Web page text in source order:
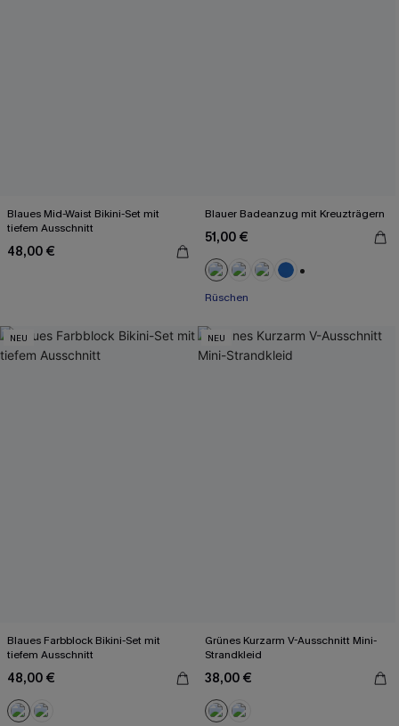
Blaues Mid-Waist Bikini-Set mit
tiefem Ausschnitt
48,00 €
Blauer Badeanzug mit Kreuzträgern
51,00 €
Rüschen
NEU
Blaues Farbblock Bikini-Set mit
tiefem Ausschnitt
48,00 €
NEU
Grünes Kurzarm V-Ausschnitt Mini-
Strandkleid
38,00 €